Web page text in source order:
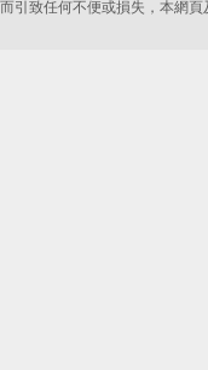
引致任何不便或損失，本網